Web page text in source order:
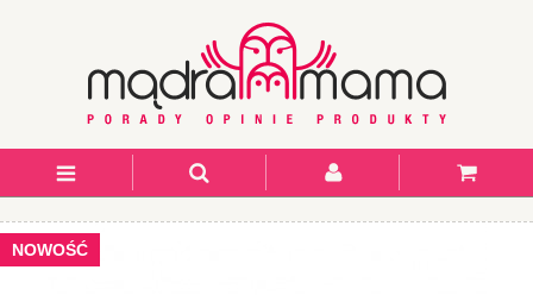
NOWOŚĆ